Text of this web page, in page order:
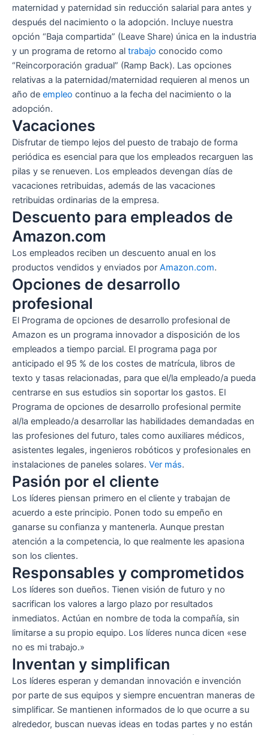
maternidad y paternidad sin reducción salarial para antes y
después del nacimiento o la adopción. Incluye nuestra
opción “Baja compartida” (Leave Share) única en la industria
y un programa de retorno al trabajo conocido como
“Reincorporación gradual” (Ramp Back). Las opciones
relativas a la paternidad/maternidad requieren al menos un
año de empleo continuo a la fecha del nacimiento o la
adopción.
Vacaciones
Disfrutar de tiempo lejos del puesto de trabajo de forma
periódica es esencial para que los empleados recarguen las
pilas y se renueven. Los empleados devengan días de
vacaciones retribuidas, además de las vacaciones
retribuidas ordinarias de la empresa.
Descuento para empleados de
Amazon.com
Los empleados reciben un descuento anual en los
productos vendidos y enviados por Amazon.com.
Opciones de desarrollo
profesional
El Programa de opciones de desarrollo profesional de
Amazon es un programa innovador a disposición de los
empleados a tiempo parcial. El programa paga por
anticipado el 95 % de los costes de matrícula, libros de
texto y tasas relacionadas, para que el/la empleado/a pueda
centrarse en sus estudios sin soportar los gastos. El
Programa de opciones de desarrollo profesional permite
al/la empleado/a desarrollar las habilidades demandadas en
las profesiones del futuro, tales como auxiliares médicos,
asistentes legales, ingenieros robóticos y profesionales en
instalaciones de paneles solares. Ver más.
Pasión por el cliente
Los líderes piensan primero en el cliente y trabajan de
acuerdo a este principio. Ponen todo su empeño en
ganarse su confianza y mantenerla. Aunque prestan
atención a la competencia, lo que realmente les apasiona
son los clientes.
Responsables y comprometidos
Los líderes son dueños. Tienen visión de futuro y no
sacrifican los valores a largo plazo por resultados
inmediatos. Actúan en nombre de toda la compañía, sin
limitarse a su propio equipo. Los líderes nunca dicen «ese
no es mi trabajo.»
Inventan y simplifican
Los líderes esperan y demandan innovación e invención
por parte de sus equipos y siempre encuentran maneras de
simplificar. Se mantienen informados de lo que ocurre a su
alrededor, buscan nuevas ideas en todas partes y no están